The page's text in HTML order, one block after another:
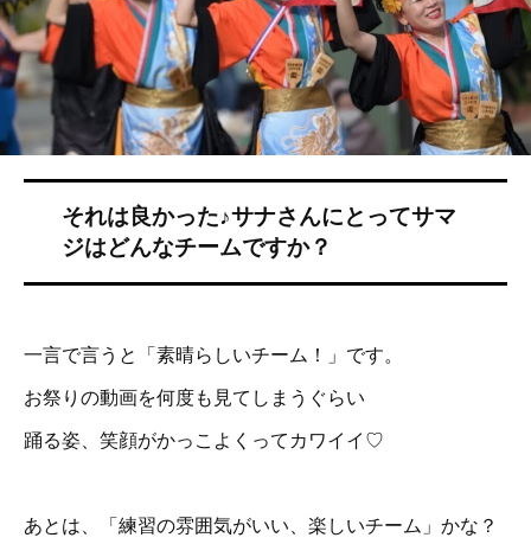
一言で言うと「素晴らしいチーム！」です。
お祭りの動画を何度も見てしまうぐらい
踊る姿、笑顔がかっこよくってカワイイ♡
あとは、「練習の雰囲気がいい、楽しいチーム」かな？